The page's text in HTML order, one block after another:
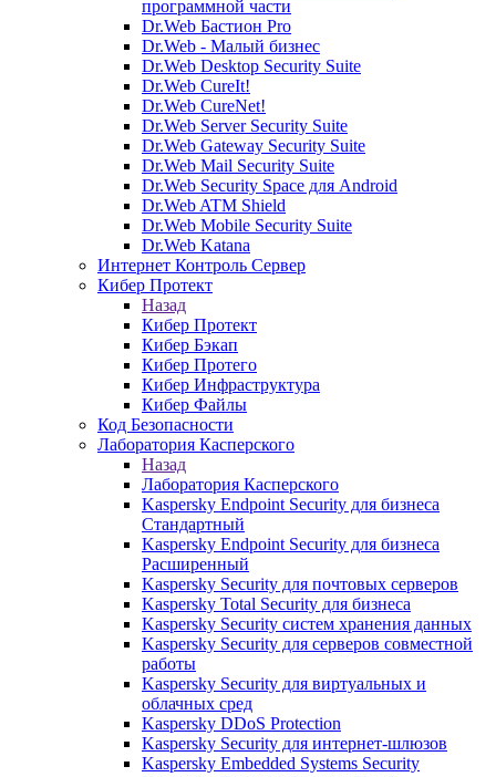
программной части
Dr.Web Бастион Pro
Dr.Web - Малый бизнес
Dr.Web Desktop Security Suite
Dr.Web CureIt!
Dr.Web CureNet!
Dr.Web Server Security Suite
Dr.Web Gateway Security Suite
Dr.Web Mail Security Suite
Dr.Web Security Space для Android
Dr.Web ATM Shield
Dr.Web Mobile Security Suite
Dr.Web Katana
Интернет Контроль Сервер
Кибер Протект
Назад
Кибер Протект
Кибер Бэкап
Кибер Протего
Кибер Инфраструктура
Кибер Файлы
Код Безопасности
Лаборатория Касперского
Назад
Лаборатория Касперского
Kaspersky Endpoint Security для бизнеса
Стандартный
Kaspersky Endpoint Security для бизнеса
Расширенный
Kaspersky Security для почтовых серверов
Kaspersky Total Security для бизнеса
Kaspersky Security систем хранения данных
Kaspersky Security для серверов совместной
работы
Kaspersky Security для виртуальных и
облачных сред
Kaspersky DDoS Protection
Kaspersky Security для интернет-шлюзов
Kaspersky Embedded Systems Security